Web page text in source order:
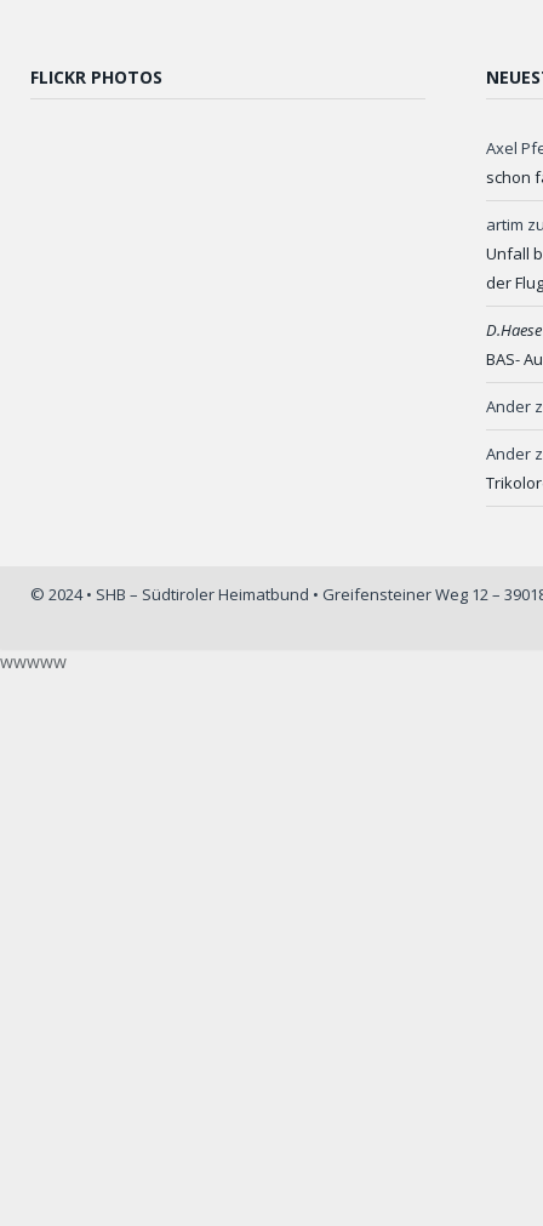
FLICKR PHOTOS
Axel
schon
artim
Unfall
der
BAS-
Ander
Ander
© 2024 • SHB – Südtiroler Heimatbund • Greifensteiner Weg 12 –
wwwww